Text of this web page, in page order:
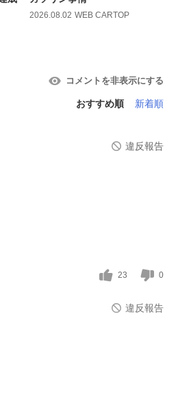
2026.08.02 WEB CARTOP
コメントを非表示にする
おすすめ順 新着順
違反報告
23 0
違反報告